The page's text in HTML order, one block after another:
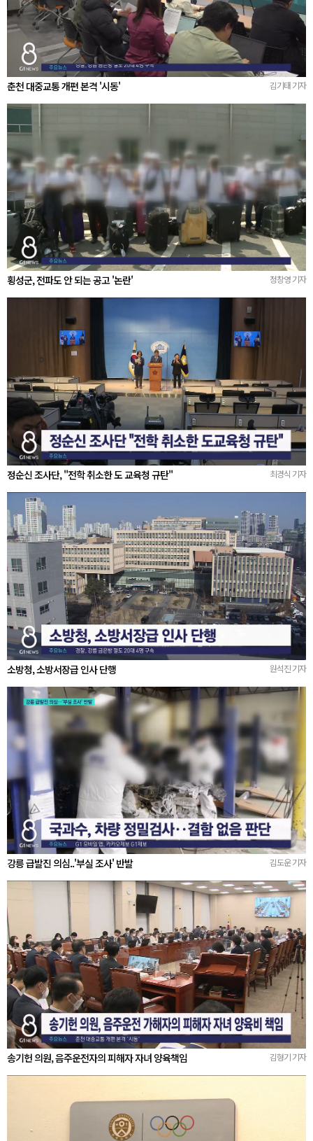
춘천 대중교통 개편 본격 '시동' 김기태 기자
횡성군, 전파도 안 되는 공고 '논란' 정창영 기자
정순신 조사단, "전학 취소한 도 교육청 규탄" 최경식 기자
소방청, 소방서장급 인사 단행 원석진 기자
강릉 급발진 의심..'부실 조사' 반발 김도운 기자
송기헌 의원, 음주운전자의 피해자 자녀 양육책임 김형기 기자